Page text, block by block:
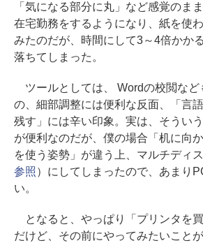
「気になる部分に丸」など感覚のま
在宅勤務をするようになり、紙を使
みたのだが、時間にして3～4倍かか
落ちてしまった。
ツールとしては、 Wordの校閲など
の、細部調整には便利な反面、「言
残す」には辛い印象。実は、そうい
が便利なのだが、僕の場合「机に向
を使う姿勢」が違う上、マルチディ
参照 ）にしてしまったので、あまり
い。
となると、やっぱり「プリンタを
だけど、その前にやってみたいことが